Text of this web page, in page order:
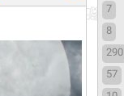
7
8
290
57